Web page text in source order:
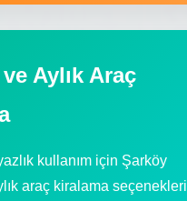
Aylık Araç
kullanım için Şarköy
araç kiralama seçenekleri